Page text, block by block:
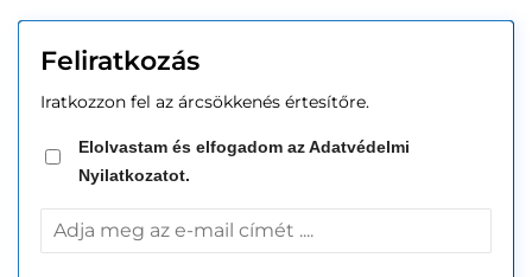
Feliratkozás
Iratkozzon fel az árcsökkenés értesítőre.
Elolvastam és elfogadom az Adatvédelmi
Nyilatkozatot.